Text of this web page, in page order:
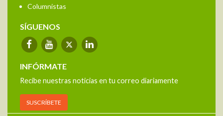
Columnistas
SÍGUENOS
INFÓRMATE
Recibe nuestras noticias en tu correo diariamente
SUSCRÍBETE